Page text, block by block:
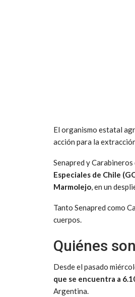
El organismo estatal
acción para la
Senapred y
Especiales de Chile
Marmolejo, en un
Tanto Senapred como
cuerpos.
Quiénes
Desde el pasado
que se encuentra a
Argentina.